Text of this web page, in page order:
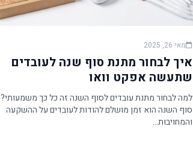
מאי 26, 2025
איך לבחור מתנת סוף שנה לעובדים
שתעשה אפקט וואו
למה לבחור מתנת עובדים לסוף השנה זה כל כך משמעותי?
סוף השנה הוא זמן מושלם להודות לעובדים על ההשקעה
והמחויבות…